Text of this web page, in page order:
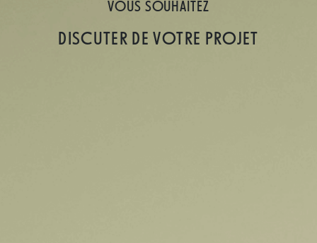
VOUS SOUHAITEZ
DISCUTER DE VOTRE PROJET